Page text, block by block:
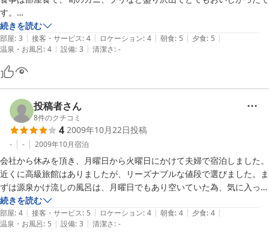
す。
部屋はちょっとタバコくさかったですが、問題無いレベルだと思いま
す。
お風呂はこじんまりとしてますが、良いお湯で気持ちよかったです。
24時間利用できるのも良かったです。
続きを読む
部屋: 3 | 接客・サービス: 4 | ロケーション: 4 | 朝食: 5 | 夕食: 5 |
温泉・お風呂: 4 | 設備: 3 | 清潔さ: -
投稿者さん
8件のクチコミ
4 2009年10月22日投稿
- - 2009年10月宿泊
会社から休みを頂き、月曜日から火曜日にかけて夫婦で宿泊しました。
近くに高級旅館はありましたが、リーズナブルな値段で選びました。ま
ずは源泉かけ流しの風呂は、月曜日でもあり空いていた為、気に入って
５回も入ってしましました。サービス・コミュニュケーションでは、女
将さん、仲居さんがとても気さくでさっぱりしていてお話をさせて頂き
楽しい一時を過ごすことができました。料理は、量が多くて食べきれま
続きを読む
部屋: 4 | 接客・サービス: 5 | ロケーション: 4 | 朝食: 4 | 夕食: 4 |
温泉・お風呂: 5 | 設備: 3 | 清潔さ: -